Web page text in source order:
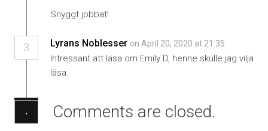
Snyggt jobbat!
3 Lyrans Noblesser on April 20, 2020 at 21:35
Intressant att läsa om Emily D, henne skulle jag vilja
läsa.
· Comments are closed.